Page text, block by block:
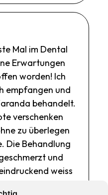
Mal im Dental
Erwartungen
worden! Ich
empfangen und
behandelt.
verschenken
zu überlegen
Die Behandlung
und
weiss